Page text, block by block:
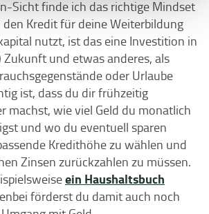
Sicht finde ich das richtige Mindset
Kredit für deine Weiterbildung
nutzt, ist das eine Investition in
Zukunft und etwas anderes, als
oder Urlaube
ist, dass du dir frühzeitig
machst, wie viel Geld du monatlich
und wo du eventuell sparen
Kredithöhe zu wählen und
Zinsen zurückzahlen zu müssen.
ein Haushaltsbuch
förderst du damit auch noch